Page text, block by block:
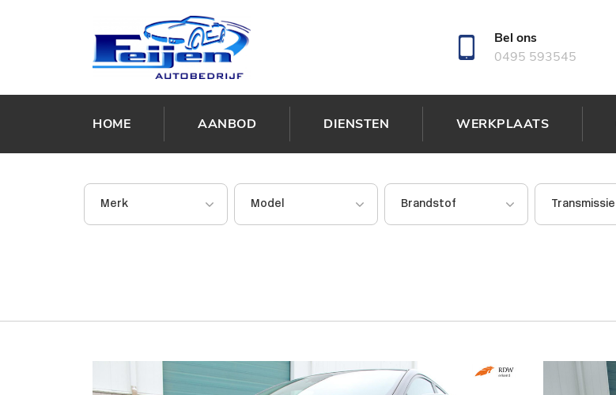
Bel ons
0495 593545
HOME AANBOD DIENSTEN WERKPLAATS